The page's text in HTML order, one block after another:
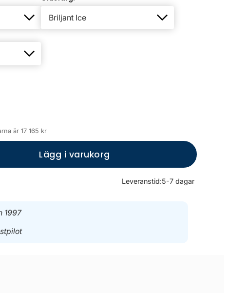
är 17 165 kr
Lägg i varukorg
Leveranstid:5-7 dagar
1997